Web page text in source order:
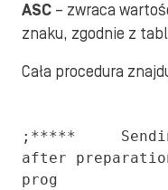
ASC – zwraca
znaku, zgodnie z
Cała procedura
;*****
after
prog